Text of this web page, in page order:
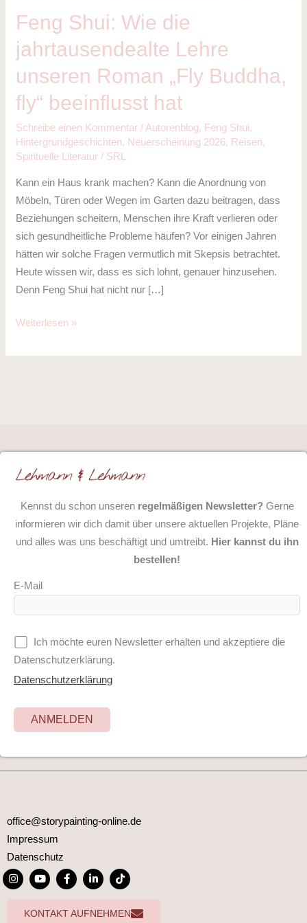
Feng Shui: Wie die
jahrtausendealte Lehre
unseren Roman „Fly Buddha,
fly“ beeinflusst hat
Schreibe einen Kommentar / Autorenblog, Feng Shui,
Hintergrundgeschichten, Neuerscheinung 2026, Reisen,
Spirituelle Literatur / SRL
Kann ein Haus krank machen? Kann die Anordnung von
Möbeln, Türen oder Wegen im Garten dazu beitragen, dass
Beziehungen scheitern, Menschen ihre Kraft verlieren oder
sich gesundheitliche Probleme häufen? Vor einigen Jahren
hätten wir solche Fragen vermutlich mit Skepsis betrachtet.
Heute wissen wir, dass es sich lohnt, genauer hinzusehen.
Denn Feng Shui hat nicht nur […]
Roman
„Fly
Buddha,
beeinflusst
hat
Weiterlesen »
Kennst du schon unseren regelmäßigen Newsletter?Gerne
informieren wir dich damit über unsere aktuellen Projekte, Pläne
und alles was uns beschäftigt und umtreibt. Hier kannst du ihn
bestellen!
E-Mail
Ich möchte euren Newsletter erhalten und akzeptiere die
Datenschutzerklärung.
Datenschutzerklärung
office@storypainting-online.de
Impressum
Datenschutz
I
n
Y
o
u
F
a
b
L
i
e
T
i
o
KONTAKT AUFNEHMEN